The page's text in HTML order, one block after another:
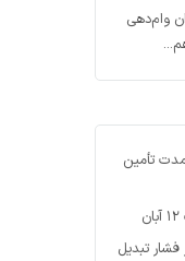
وام‌دهی
تأمین
فشار تبدیل